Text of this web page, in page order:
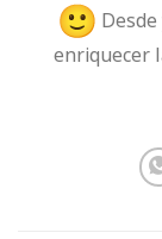
enriquecer